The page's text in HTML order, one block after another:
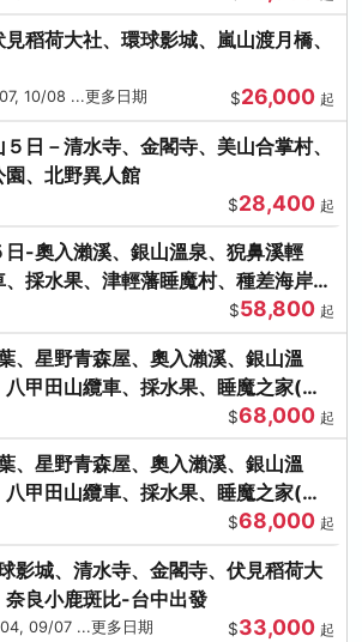
稻荷大社、環球影城、嵐山渡月橋、
10/08 ...更多日期 $26,000 起
日－清水寺、金閣寺、美山合掌村、
、北野異人館
$28,400 起
-奧入瀨溪、銀山溫泉、猊鼻溪輕
採水果、津輕藩睡魔村、種差海岸
$58,800 起
、星野青森屋、奧入瀨溪、銀山溫
甲田山纜車、採水果、睡魔之家(不
$68,000 起
、星野青森屋、奧入瀨溪、銀山溫
甲田山纜車、採水果、睡魔之家(不
$68,000 起
影城、清水寺、金閣寺、伏見稻荷大
良小鹿斑比-台中出發
09/07 ...更多日期 $33,000 起